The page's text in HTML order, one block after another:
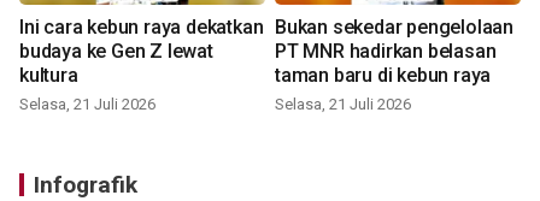
Ini cara kebun raya dekatkan
budaya ke Gen Z lewat
kultura
Selasa, 21 Juli 2026
Bukan sekedar pengelolaan
PT MNR hadirkan belasan
taman baru di kebun raya
Selasa, 21 Juli 2026
Infografik